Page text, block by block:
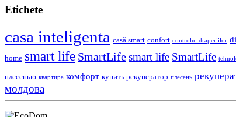
Etichete
casa inteligenta casă smart confort controlul draperiilor
home smart life SmartLife smart life SmartLife
плесенью квартира комфорт купить рекуператор плесень
молдова